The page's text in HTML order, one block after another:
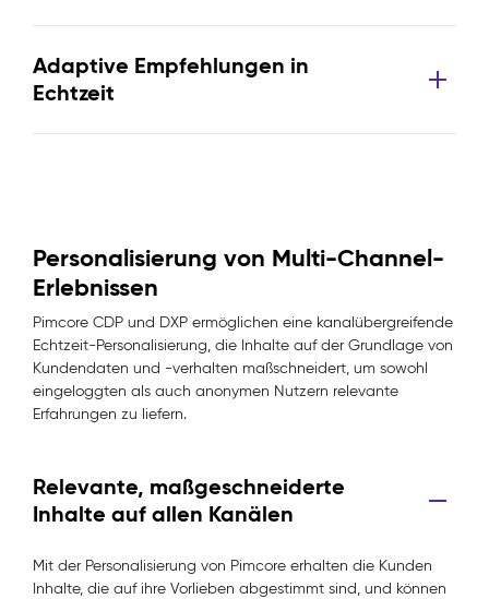
Adaptive Empfehlungen in
Echtzeit
Personalisierung von Multi-Channel-
Erlebnissen
Pimcore CDP und DXP ermöglichen eine kanalübergreifende
Echtzeit-Personalisierung, die Inhalte auf der Grundlage von
Kundendaten und -verhalten maßschneidert, um sowohl
eingeloggten als auch anonymen Nutzern relevante
Erfahrungen zu liefern.
Relevante, maßgeschneiderte
Inhalte auf allen Kanälen
Mit der Personalisierung von Pimcore erhalten die Kunden
Inhalte, die auf ihre Vorlieben abgestimmt sind, und können